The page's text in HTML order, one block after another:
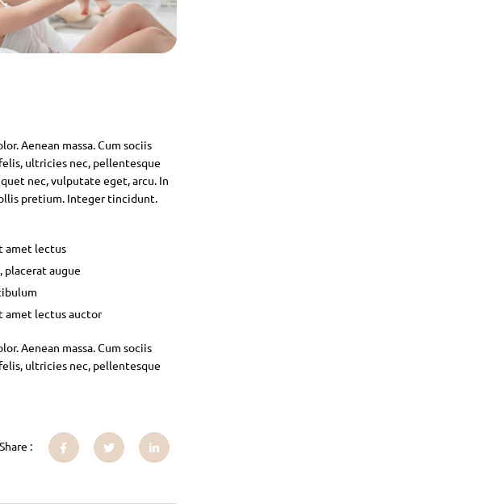
Aenean massa. Cum sociis
ultricies nec, pellentesque
nec, vulputate eget, arcu. In
pretium. Integer tincidunt.
amet lectus
augue
amet lectus auctor
Aenean massa. Cum sociis
ultricies nec, pellentesque
Share :